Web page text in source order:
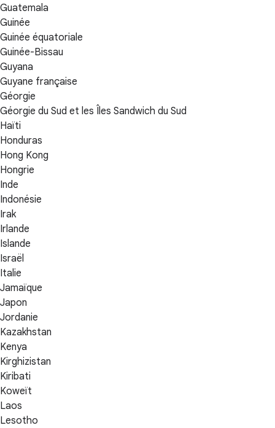
Guatemala
Guinée
Guinée équatoriale
Guinée-Bissau
Guyana
Guyane française
Géorgie
Géorgie du Sud et les Îles Sandwich du Sud
Haïti
Honduras
Hong Kong
Hongrie
Inde
Indonésie
Irak
Irlande
Islande
Israël
Italie
Jamaïque
Japon
Jordanie
Kazakhstan
Kenya
Kirghizistan
Kiribati
Koweït
Laos
Lesotho